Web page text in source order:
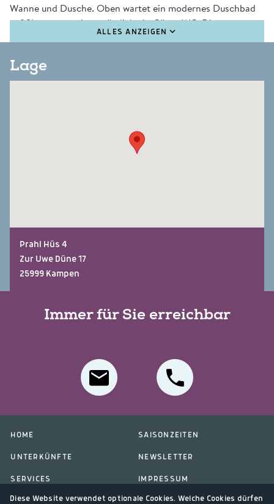
Wanne und Dusche. Oben wartet ein modernes Duschbad
auf Sie, parterre ist zusätzlich ein Gäste-WC. Die
Südterrasse im offenen Gartenteil wartet mit einem
hauseigene Sauna- Dampfbad- Oase, die allen Gästen des
Prahl Hüs zur Verfügung steht.
ALLES ANZEIGEN
Lage
Prahl Hüs 4
Zur Uwe Düne 17
25999 Kampen
Immer für Sie erreichbar
HOME
UNTERKÜNFTE
SERVICES
ÜBER UNS
SAISONZEITEN
NEWSLETTER
IMPRESSUM
DATENSCHUTZ
Diese Website verwendet optionale Cookies. Welche Cookies dürfen